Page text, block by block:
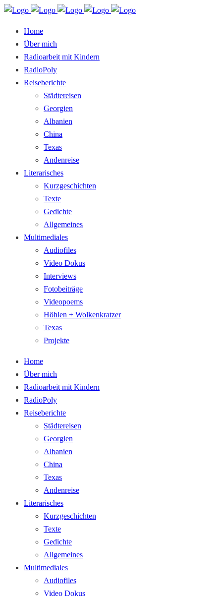
Home
Über mich
Radioarbeit mit Kindern
RadioPoly
Reiseberichte
Städtereisen
Georgien
Albanien
China
Texas
Andenreise
Literarisches
Kurzgeschichten
Texte
Gedichte
Allgemeines
Multimediales
Audiofiles
Video Dokus
Interviews
Fotobeiträge
Videopoems
Höhlen + Wolkenkratzer
Texas
Projekte
Home
Über mich
Radioarbeit mit Kindern
RadioPoly
Reiseberichte
Städtereisen
Georgien
Albanien
China
Texas
Andenreise
Literarisches
Kurzgeschichten
Texte
Gedichte
Allgemeines
Multimediales
Audiofiles
Video Dokus